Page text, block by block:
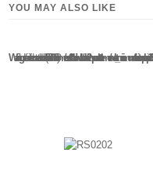
YOU MAY ALSO LIKE
Warning: Use of undefined constant rand - assumed 'rand' (this will throw an Error in a future version of PHP) in/home/users/2/barbie/web/barbie2/wp-content/themes/welcart_minimum/functions.php135